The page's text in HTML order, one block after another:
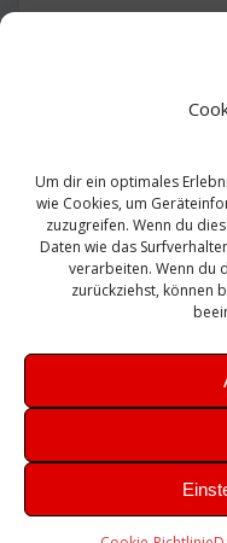
Um dir ein optimales
wie Cookies, um
zuzugreifen. Wenn du
Daten wie das
verarbeiten. Wenn du
zurückziehst, können
Sanierung SBS
Sicherung SIEM
Update Upgrade
VMWare